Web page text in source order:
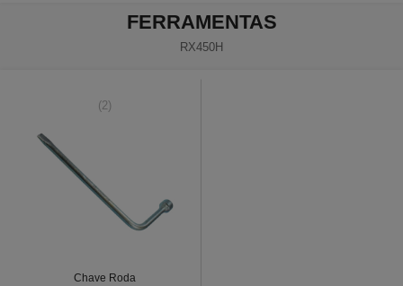
FERRAMENTAS
RX450H
(2)
Chave Roda